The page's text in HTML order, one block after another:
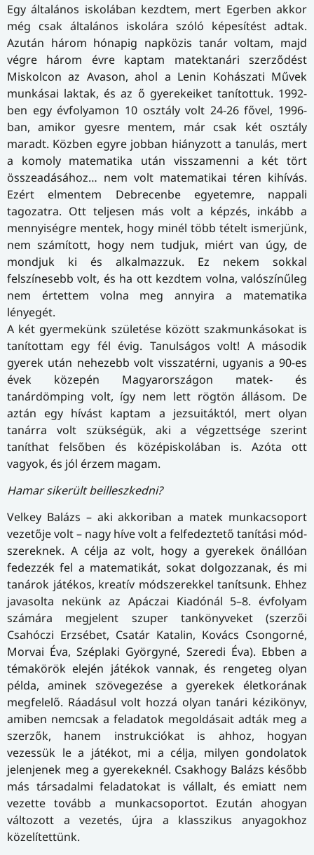
Egy általános iskolában kezdtem, mert Egerben akkor
még csak általános iskolára szóló képesítést adtak.
Azután három hónapig napközis tanár voltam, majd
végre három évre kaptam matektanári szerződést
Miskolcon az Avason, ahol a Lenin Kohászati Művek
munkásai laktak, és az ő gyerekeiket tanítottuk. 1992-
ben egy évfolyamon 10 osztály volt 24-26 fővel, 1996-
ban, amikor gyesre mentem, már csak két osztály
maradt. Közben egyre jobban hiányzott a tanulás, mert
a komoly matematika után visszamenni a két tört
összeadásához… nem volt matematikai téren kihívás.
Ezért elmentem Debrecenbe egyetemre, nappali
tagozatra. Ott teljesen más volt a képzés, inkább a
mennyiségre mentek, hogy minél több tételt ismerjünk,
nem számított, hogy nem tudjuk, miért van úgy, de
mondjuk ki és alkalmazzuk. Ez nekem sokkal
felszínesebb volt, és ha ott kezdtem volna, valószínűleg
nem értettem volna meg annyira a matematika
lényegét.
A két gyermekünk születése között szakmunkásokat is
tanítottam egy fél évig. Tanulságos volt! A második
gyerek után nehezebb volt visszatérni, ugyanis a 90-es
évek közepén Magyarországon matek- és
tanárdömping volt, így nem lett rögtön állásom. De
aztán egy hívást kaptam a jezsuitáktól, mert olyan
tanárra volt szükségük, aki a végzettsége szerint
taníthat felsőben és középiskolában is. Azóta ott
vagyok, és jól érzem magam.
Hamar sikerült beilleszkedni?
Velkey Balázs – aki akkoriban a matek munkacsoport
vezetője volt – nagy híve volt a felfedeztető tanítási mód­
sze­rek­nek. A célja az volt, hogy a gyerekek önállóan
fedezzék fel a matematikát, sokat dolgozzanak, és mi
tanárok játékos, kreatív módszerekkel tanítsunk. Ehhez
javasolta nekünk az Apáczai Kiadónál 5–8. évfolyam
számára megjelent szuper tankönyveket (szerzői
Csahóczi Erzsébet, Csatár Katalin, Kovács Csongorné,
Morvai Éva, Széplaki Györgyné, Szeredi Éva). Ebben a
témakörök elején játékok vannak, és rengeteg olyan
példa, aminek szövegezése a gyerekek életkorának
megfelelő. Ráadásul volt hozzá olyan tanári kézikönyv,
amiben nemcsak a feladatok megoldásait adták meg a
szerzők, hanem instrukciókat is ahhoz, hogyan
vezessük le a játékot, mi a célja, milyen gondolatok
jelenjenek meg a gyerekeknél. Csakhogy Balázs később
más társadalmi feladatokat is vállalt, és emiatt nem
vezette tovább a munkacsoportot. Ezután ahogyan
változott a vezetés, újra a klasszikus anyagokhoz
közelítettünk.